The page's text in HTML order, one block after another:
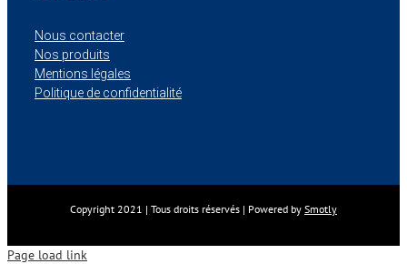
Nous contacter
Nos produits
Mentions légales
Politique de confidentialité
Copyright 2021 | Tous droits réservés | Powered by Smotly
Page load link